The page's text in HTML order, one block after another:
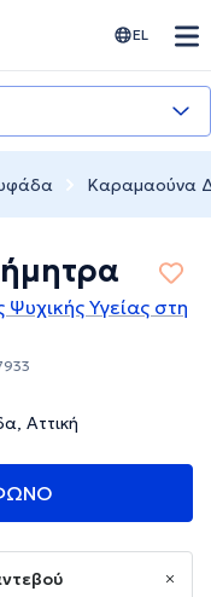
EL
Καραμαούνα
Υγείας στη
Αττική